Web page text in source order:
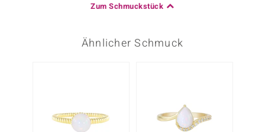
Zum Schmuckstück
Ähnlicher Schmuck